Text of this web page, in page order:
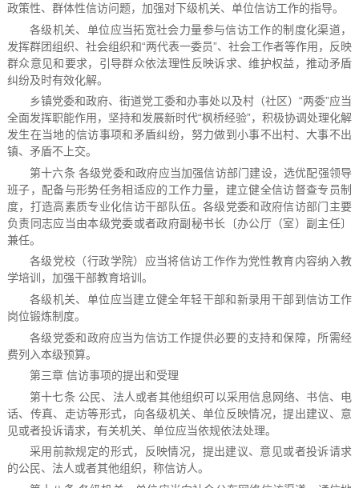
政策性、群体性信访问题，加强对下级机关、单位信访工作的指导。
各级机关、单位应当拓宽社会力量参与信访工作的制度化渠道，
发挥群团组织、社会组织和“两代表一委员”、社会工作者等作用，反映
群众意见和要求，引导群众依法理性反映诉求、维护权益，推动矛盾
纠纷及时有效化解。
乡镇党委和政府、街道党工委和办事处以及村（社区）“两委”应当
全面发挥职能作用，坚持和发展新时代“枫桥经验”，积极协调处理化解
发生在当地的信访事项和矛盾纠纷，努力做到小事不出村、大事不出
镇、矛盾不上交。
第十六条 各级党委和政府应当加强信访部门建设，选优配强领导
班子，配备与形势任务相适应的工作力量，建立健全信访督查专员制
度，打造高素质专业化信访干部队伍。各级党委和政府信访部门主要
负责同志应当由本级党委或者政府副秘书长〔办公厅（室）副主任〕
兼任。
各级党校（行政学院）应当将信访工作作为党性教育内容纳入教
学培训，加强干部教育培训。
各级机关、单位应当建立健全年轻干部和新录用干部到信访工作
岗位锻炼制度。
各级党委和政府应当为信访工作提供必要的支持和保障，所需经
费列入本级预算。
第三章 信访事项的提出和受理
第十七条 公民、法人或者其他组织可以采用信息网络、书信、电
话、传真、走访等形式，向各级机关、单位反映情况，提出建议、意
见或者投诉请求，有关机关、单位应当依规依法处理。
采用前款规定的形式，反映情况，提出建议、意见或者投诉请求
的公民、法人或者其他组织，称信访人。